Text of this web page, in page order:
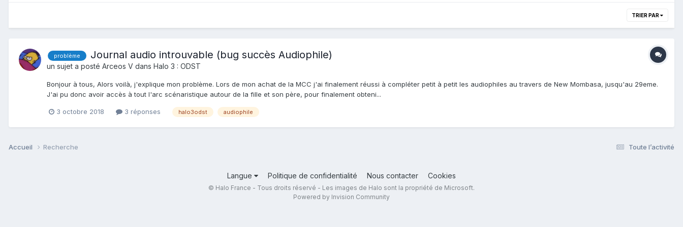
TRIER PAR
problème Journal audio introuvable (bug succès Audiophile)
un sujet a posté Arceos V dans Halo 3 : ODST
Bonjour à tous, Alors voilà, j'explique mon problème. Lors de mon achat de la MCC j'ai finalement réussi à compléter petit à petit les audiophiles au travers de New Mombasa, jusqu'au 29eme.
J'ai pu donc avoir accès à tout l'arc scénaristique autour de la fille et son père, pour finalement obteni...
3 octobre 2018 3 réponses halo3odst audiophile
Toute l’activité
Accueil Recherche
Langue Politique de confidentialité Nous contacter Cookies
© Halo France - Tous droits réservé - Les images de Halo sont la propriété de Microsoft.
Powered by Invision Community